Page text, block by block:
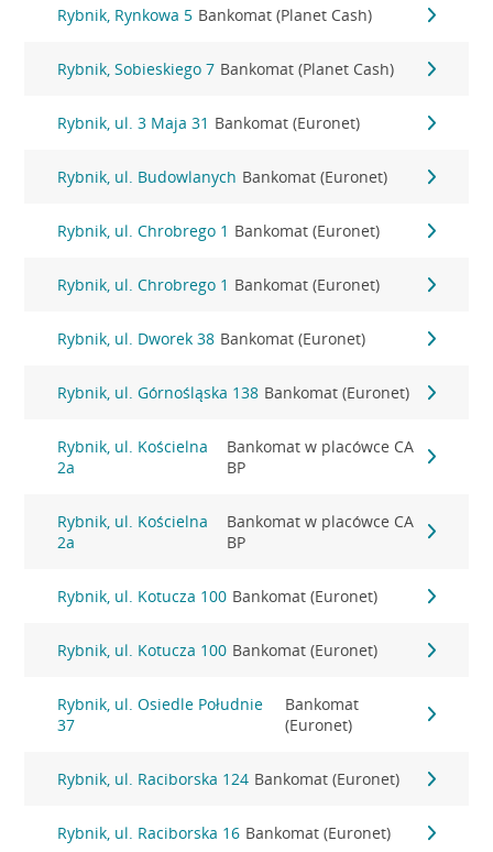
Rybnik, Rynkowa 5 Bankomat (Planet Cash)
Rybnik, Sobieskiego 7 Bankomat (Planet Cash)
Rybnik, ul. 3 Maja 31 Bankomat (Euronet)
Rybnik, ul. Budowlanych Bankomat (Euronet)
Rybnik, ul. Chrobrego 1 Bankomat (Euronet)
Rybnik, ul. Chrobrego 1 Bankomat (Euronet)
Rybnik, ul. Dworek 38 Bankomat (Euronet)
Rybnik, ul. Górnośląska 138 Bankomat (Euronet)
Rybnik, ul. Kościelna
2a
Bankomat w placówce CA
BP
Rybnik, ul. Kościelna
2a
Bankomat w placówce CA
BP
Rybnik, ul. Kotucza 100 Bankomat (Euronet)
Rybnik, ul. Kotucza 100 Bankomat (Euronet)
Rybnik, ul. Osiedle Południe
37
Bankomat
(Euronet)
Rybnik, ul. Raciborska 124 Bankomat (Euronet)
Rybnik, ul. Raciborska 16 Bankomat (Euronet)